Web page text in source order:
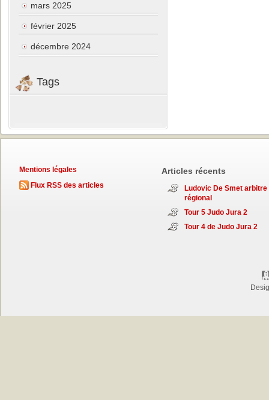
mars 2025
février 2025
décembre 2024
Tags
Mentions légales
Flux RSS des articles
Articles récents
Ludovic De Smet arbitre
régional
Tour 5 Judo Jura 2
Tour 4 de Judo Jura 2